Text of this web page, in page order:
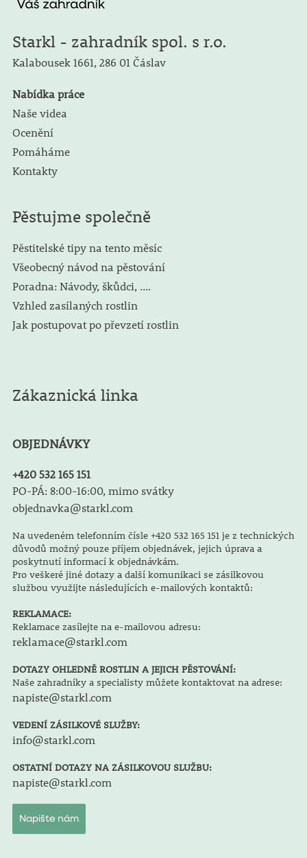
Starkl - zahradník spol. s r.o.
Kalabousek 1661, 286 01 Čáslav
Nabídka práce
Naše videa
Ocenění
Pomáháme
Kontakty
Pěstujme společně
Pěstitelské tipy na tento měsíc
Všeobecný návod na pěstování
Poradna: Návody, škůdci, ....
Vzhled zasílaných rostlin
Jak postupovat po převzetí rostlin
Zákaznická linka
OBJEDNÁVKY
+420 532 165 151
PO-PÁ: 8:00-16:00, mimo svátky
objednavka@starkl.com
Na uvedeném telefonním čísle +420 532 165 151 je z technických
důvodů možný pouze příjem objednávek, jejich úprava a
poskytnutí informací k objednávkám.
Pro veškeré jiné dotazy a další komunikaci se zásilkovou
službou využijte následujících e-mailových kontaktů:
REKLAMACE:
Reklamace zasílejte na e-mailovou adresu:
reklamace@starkl.com
DOTAZY OHLEDNĚ ROSTLIN A JEJICH PĚSTOVÁNÍ:
Naše zahradníky a specialisty můžete kontaktovat na adrese:
napiste@starkl.com
VEDENÍ ZÁSILKOVÉ SLUŽBY:
info@starkl.com
OSTATNÍ DOTAZY NA ZÁSILKOVOU SLUŽBU:
napiste@starkl.com
Napište nám